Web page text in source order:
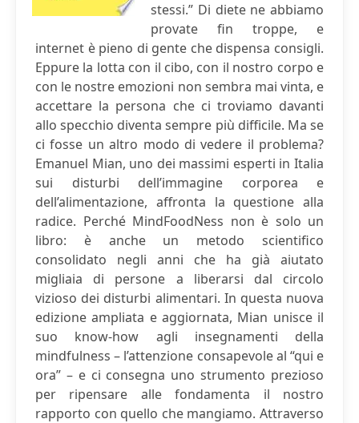
stessi.” Di diete ne abbiamo
provate fin troppe, e
internet è pieno di gente che dispensa consigli.
Eppure la lotta con il cibo, con il nostro corpo e
con le nostre emozioni non sembra mai vinta, e
accettare la persona che ci troviamo davanti
allo specchio diventa sempre più difficile. Ma se
ci fosse un altro modo di vedere il problema?
Emanuel Mian, uno dei massimi esperti in Italia
sui disturbi dell’immagine corporea e
dell’alimentazione, affronta la questione alla
radice. Perché MindFoodNess non è solo un
libro: è anche un metodo scientifico
consolidato negli anni che ha già aiutato
migliaia di persone a liberarsi dal circolo
vizioso dei disturbi alimentari. In questa nuova
edizione ampliata e aggiornata, Mian unisce il
suo know-how agli insegnamenti della
mindfulness – l’attenzione consapevole al “qui e
ora” – e ci consegna uno strumento prezioso
per ripensare alle fondamenta il nostro
rapporto con quello che mangiamo. Attraverso